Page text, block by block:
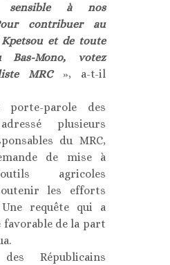
à nos
contribuer au
et de toute
Mono, votez
MRC», a-t-il
parole des
plusieurs
du MRC,
de mise à
agricoles
les efforts
requête qui a
favorable de la part
Républicains